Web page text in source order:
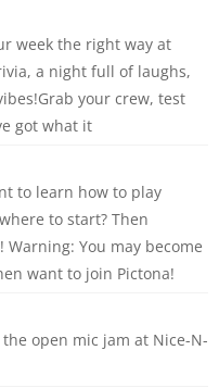
week the right way at
a night full of laughs,
your crew, test
got what it
to learn how to play
to start? Then
Warning: You may become
want to join Pictona!
open mic jam at Nice-N-